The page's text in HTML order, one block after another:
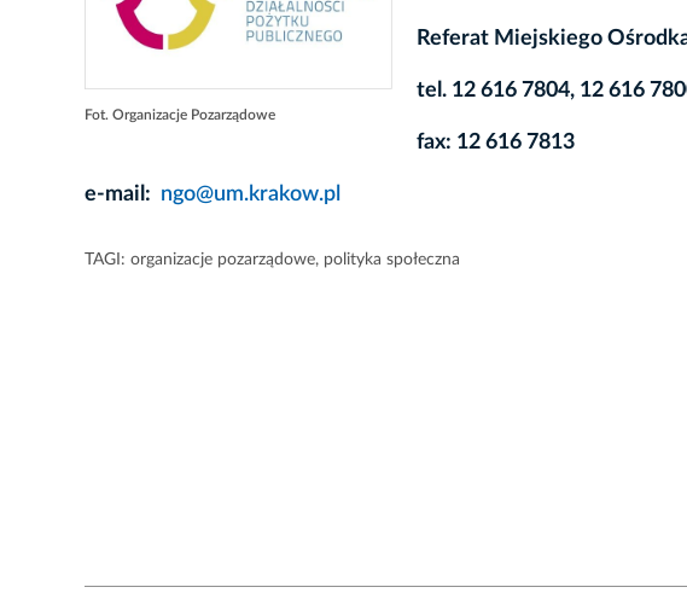
Fot. Organizacje Pozarządowe
Referat Miejskiego
tel. 12 616 7804, 12 616
fax: 12 616 7813
e-mail: ngo@um.krakow.pl
TAGI: organizacje pozarządowe, polityka społeczna